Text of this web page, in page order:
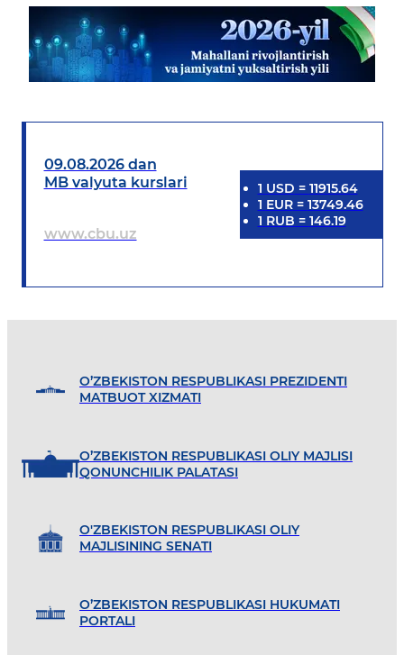
09.08.2026 dan
MB valyuta kurslari
www.cbu.uz
1 USD = 11915.64
1 EUR= 13749.46
1 RUB = 146.19
O’ZBEKISTON RESPUBLIKASI PREZIDENTI
MATBUOT XIZMATI
O’ZBEKISTON RESPUBLIKASI OLIY MAJLISI
QONUNCHILIK PALATASI
O'ZBEKISTON RESPUBLIKASI OLIY
MAJLISINING SENATI
O’ZBEKISTON RESPUBLIKASI HUKUMATI
PORTALI